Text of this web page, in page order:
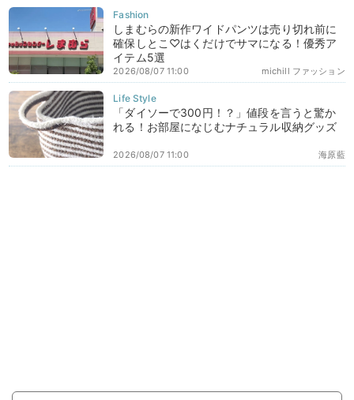
しまむらの新作ワイドパンツは売り切れ前に
確保しとこ♡はくだけでサマになる！優秀ア
イテム5選
michill ファッション
2026/08/07 11:00
「ダイソーで300円！？」値段を言うと驚か
れる！お部屋になじむナチュラル収納グッズ
海原藍
2026/08/07 11:00